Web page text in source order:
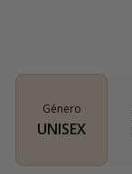
Género
UNISEX